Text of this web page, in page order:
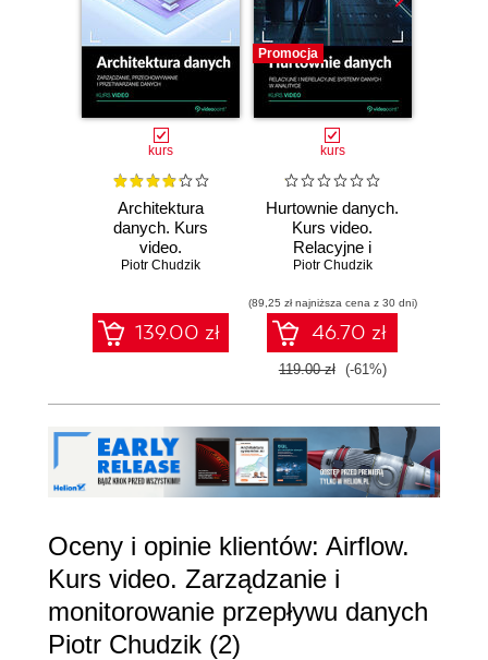
kurs
Architektura
danych. Kurs
video.
Zarządzanie,
danych
Piotr Chudzik
139.00 zł
Promocja
kurs
Hurtownie danych.
Kurs video.
Relacyjne i
nierelacyjne
analityce
Piotr Chudzik
(89,25 zł najniższa cena z 30 dni)
46.70 zł
119.00 zł (-61%)
Oceny i opinie klientów: Airflow.
Kurs video. Zarządzanie i
monitorowanie przepływu danych
Piotr Chudzik (2)